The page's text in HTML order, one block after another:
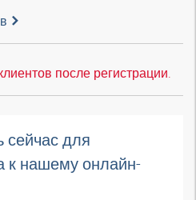
после регистрации.
сейчас для
к нашему онлайн-